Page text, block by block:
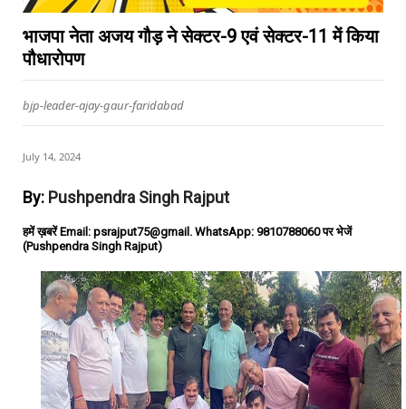
भाजपा नेता अजय गौड़ ने सेक्टर-9 एवं सेक्टर-11 में किया
पौधारोपण
bjp-leader-ajay-gaur-faridabad
July 14, 2024
By: Pushpendra Singh Rajput
हमें ख़बरें Email: psrajput75@gmail. WhatsApp: 9810788060 पर भेजें
(Pushpendra Singh Rajput)